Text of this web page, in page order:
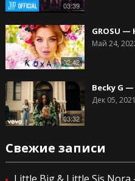
03:39
02:42
GROSU —
Май 24,
03:32
Becky G —
Дек 05, 2021
Свежие записи